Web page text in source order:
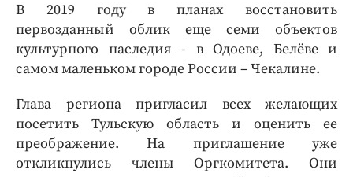
В 2019 году в планах восстановить
первозданный облик еще семи объектов
культурного наследия - в Одоеве, Белёве и
самом маленьком городе России – Чекалине.
Глава региона пригласил всех желающих
посетить Тульскую область и оценить ее
преображение. На приглашение уже
откликнулись члены Оргкомитета. Они